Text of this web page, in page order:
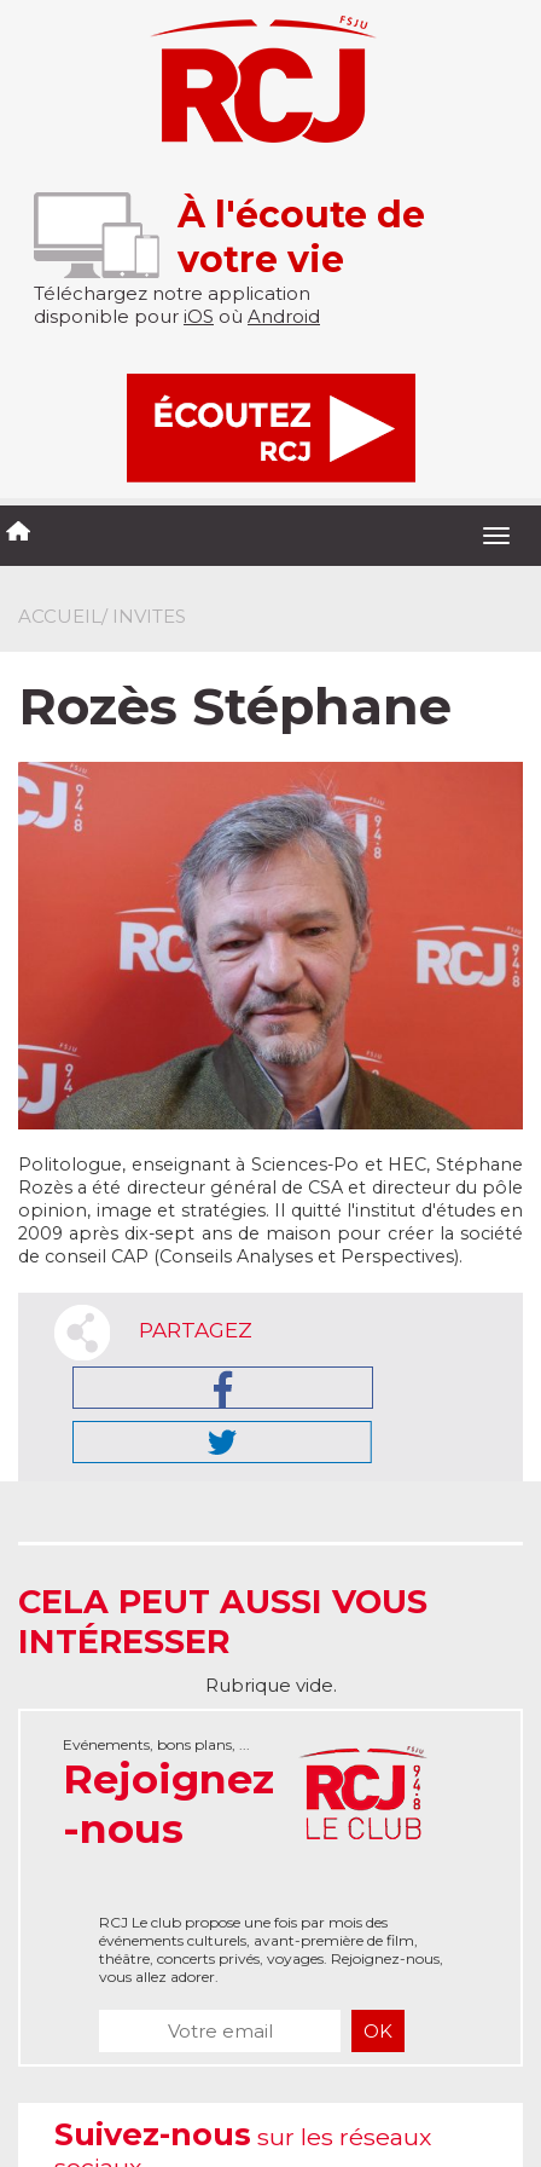
À l'écoute de
votre vie
Téléchargez notre application
disponible pour iOS où Android
ACCUEIL/ INVITES
Rozès Stéphane
Politologue, enseignant à Sciences-Po et HEC, Stéphane
Rozès a été directeur général de CSA et directeur du pôle
opinion, image et stratégies. Il quitté l'institut d'études en
2009 après dix-sept ans de maison pour créer la société
de conseil CAP (Conseils Analyses et Perspectives).
PARTAGEZ
CELA PEUT AUSSI VOUS
INTÉRESSER
Rubrique vide.
Evénements, bons plans, ...
Rejoignez
-nous
RCJ Le club propose une fois par mois des
événements culturels, avant-première de film,
théâtre, concerts privés, voyages. Rejoignez-nous,
vous allez adorer.
Suivez-nous sur les réseaux